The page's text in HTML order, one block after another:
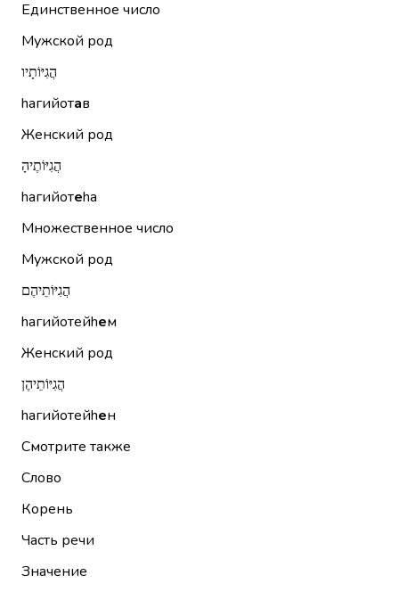
Единственное число
Мужской род
הֲגִיּוֹתָיו
hагийотав
Женский род
הֲגִיּוֹתֶיהָ
hагийотеhа
Множественное число
Мужской род
הֲגִיּוֹתֵיהֶם
hагийотейhем
Женский род
הֲגִיּוֹתֵיהֶן
hагийотейhен
Смотрите также
Слово
Корень
Часть речи
Значение